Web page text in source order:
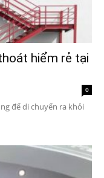
hiểm rẻ tại
0
để di chuyển ra khỏi